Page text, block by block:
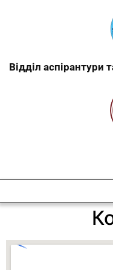
Відділ аспірантури